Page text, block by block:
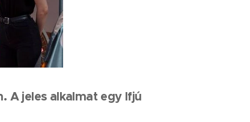
A jeles alkalmat egy Ifjú